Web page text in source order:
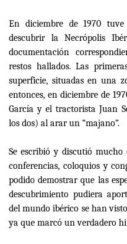
En diciembre de 1970
descubrir la Necrópolis
documentación
restos hallados. Las
superficie, situadas en una
entonces, en diciembre de
García y el tractorista Juan
los dos) al arar un “majano”.
Se escribió y discutió mucho
conferencias, coloquios y
podido demostrar que las
descubrimiento pudiera
del mundo ibérico se han
ya que marcó un verdadero